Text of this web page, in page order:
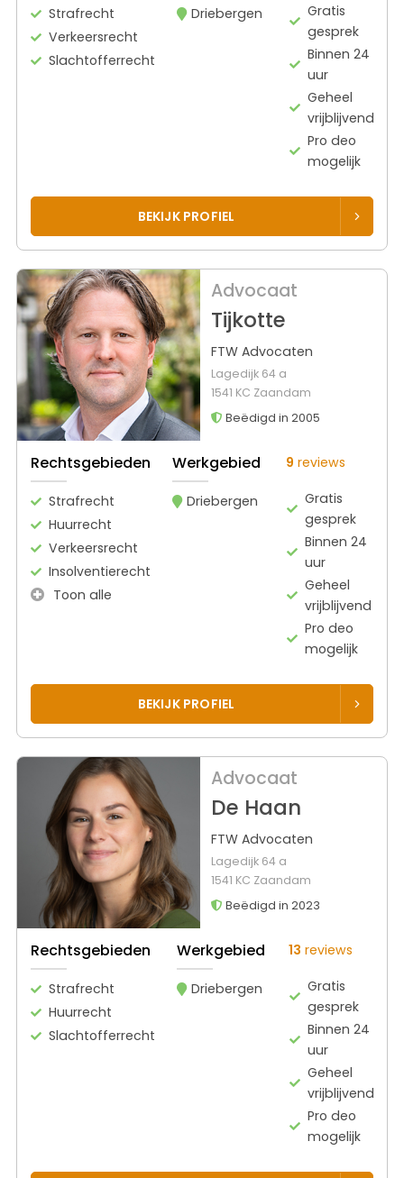
Strafrecht
Verkeersrecht
Slachtofferrecht
Driebergen
Gratis
gesprek
Binnen 24
uur
Geheel
vrijblijvend
Pro deo
mogelijk
BEKIJK PROFIEL
Advocaat
Tijkotte
FTW Advocaten
Lagedijk 64 a
1541 KC Zaandam
Beëdigd in 2005
Rechtsgebieden
Strafrecht
Huurrecht
Verkeersrecht
Insolventierecht
Toon alle
Werkgebied
Driebergen
9 reviews
Gratis
gesprek
Binnen 24
uur
Geheel
vrijblijvend
Pro deo
mogelijk
BEKIJK PROFIEL
Advocaat
De Haan
FTW Advocaten
Lagedijk 64 a
1541 KC Zaandam
Beëdigd in 2023
Rechtsgebieden
Strafrecht
Huurrecht
Slachtofferrecht
Werkgebied
Driebergen
13 reviews
Gratis
gesprek
Binnen 24
uur
Geheel
vrijblijvend
Pro deo
mogelijk